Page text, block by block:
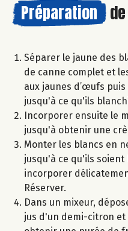
Préparation
Séparer le jaune des
de canne complet et
aux jaunes d’œufs
jusqu'à ce qu'ils
Incorporer ensuite le
jusqu'à obtenir une
Monter les blancs en
jusqu'à ce qu'ils
incorporer
Réserver.
Dans un mixeur,
jus d'un demi-citron et